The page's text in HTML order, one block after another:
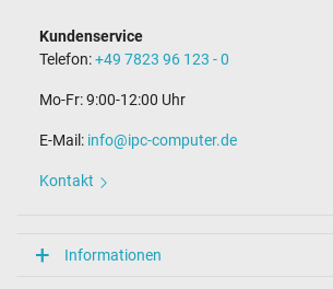
Kundenservice
Telefon:+49 7823 96 123 - 0
Mo-Fr: 9:00-12:00 Uhr
E-Mail: info@ipc-computer.de
Kontakt
Informationen